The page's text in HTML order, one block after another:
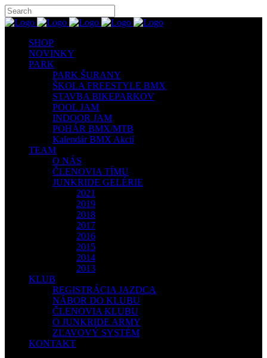
SHOP
NOVINKY
PARK
PARK ŠURANY
ŠKOLA FREESTYLE BMX
STAVBA BIKEPARKOV
POOL JAM
INDOOR JAM
POHÁR BMX/MTB
Kalendár BMX Akcií
TEAM
O NÁS
ČLENOVIA TÍMU
JUNKRIDE GELÉRIE
2021
2019
2018
2017
2016
2015
2014
2013
KLUB
REGISTRÁCIA JAZDCA
NÁBOR DO KLUBU
ČLENOVIA KLUBU
O JUNKRIDE ARMY
ZĽAVOVÝ SYSTÉM
KONTAKT